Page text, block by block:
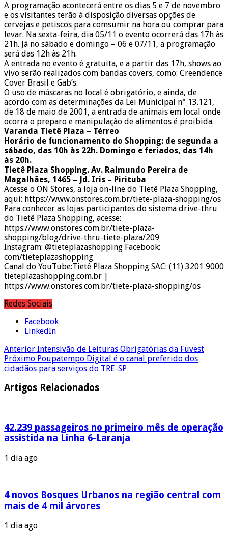
A programação acontecerá entre os dias 5 e 7 de novembro
e os visitantes terão à disposição diversas opções de
cervejas e petiscos para comsumir na hora ou comprar para
levar. Na sexta-feira, dia 05/11 o evento ocorrerá das 17h às
21h. Já no sábado e domingo – 06 e 07/11, a programação
será das 12h às 21h.
A entrada no evento é gratuita, e a partir das 17h, shows ao
vivo serão realizados com bandas covers, como: Creendence
Cover Brasil e Gab’s.
O uso de máscaras no local é obrigatório, e ainda, de
acordo com as determinações da Lei Municipal n° 13.121,
de 18 de maio de 2001, a entrada de animais em local onde
ocorra o preparo e manipulação de alimentos é proibida.
Varanda Tietê Plaza – Térreo
Horário de funcionamento do Shopping: de segunda a
sábado, das 10h às 22h. Domingo e feriados, das 14h
às 20h.
Tietê Plaza Shopping. Av. Raimundo Pereira de
Magalhães, 1465 – Jd. Iris – Pirituba
Acesse o ON Stores, a loja on-line do Tietê Plaza Shopping,
aqui: https://www.onstores.com.br/tiete-plaza-shopping/os
Para conhecer as lojas participantes do sistema drive-thru
do Tietê Plaza Shopping, acesse:
https://www.onstores.com.br/tiete-plaza-
shopping/blog/drive-thru-tiete-plaza/209
Instagram: @tieteplazashopping Facebook:
com/tieteplazashopping
Canal do YouTube:Tietê Plaza Shopping SAC: (11) 3201 9000
tieteplazashopping.com.br |
https://www.onstores.com.br/tiete-plaza-shopping/os
Redes Sociais
Facebook
LinkedIn
Anterior Intensivão de Leituras Obrigatórias da Fuvest
Próximo Poupatempo Digital é o canal preferido dos
cidadãos para serviços do TRE-SP
Artigos Relacionados
42.239 passageiros no primeiro mês de operação
assistida na Linha 6-Laranja
1 dia ago
4 novos Bosques Urbanos na região central com
mais de 4 mil árvores
1 dia ago